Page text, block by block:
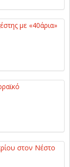
με «40άρια»
στον Νέστο